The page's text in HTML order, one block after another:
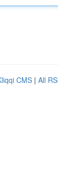
CMS | All